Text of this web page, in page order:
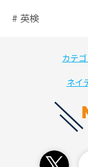
# 英検
カテ
ネイ